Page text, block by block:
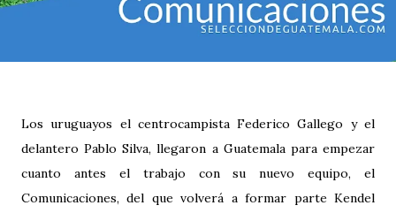
Los uruguayos el centrocampista Federico Gallego y el
delantero Pablo Silva, llegaron a Guatemala para empezar
cuanto antes el trabajo con su nuevo equipo, el
Comunicaciones, del que volverá a formar parte Kendel